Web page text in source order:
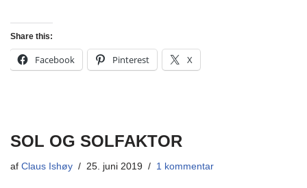
Share this:
Facebook Pinterest X
SOL OG SOLFAKTOR
af Claus Ishøy 25. juni 2019 1 kommentar